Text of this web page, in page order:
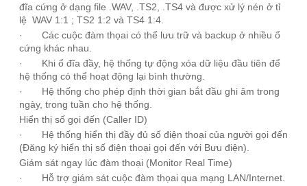
đĩa cứng ở dạng file .WAV, .TS2, .TS4 và được xử lý nén ở tỉ
lệ WAV 1:1 ; TS2 1:2 và TS4 1:4.
· Các cuộc đàm thọai có thể lưu trữ và backup ở nhiều ổ
cứng khác nhau.
· Khi ổ đĩa đầy, hệ thống tự động xóa dữ liệu đầu tiên để
hệ thống có thể hoạt động lại bình thường.
· Hệ thống cho phép định thời gian bắt đầu ghi âm trong
ngày, trong tuần cho hệ thống.
Hiển thị số gọi đến (Caller ID)
· Hệ thống hiển thị đầy đủ số điện thoại của người gọi đến
(Đăng ký hiển thị số điện thoại gọi đến với Bưu điện).
Giám sát ngay lúc đàm thoại (Monitor Real Time)
· Hỗ trợ giám sát cuộc đàm thọai qua mạng LAN/Internet.